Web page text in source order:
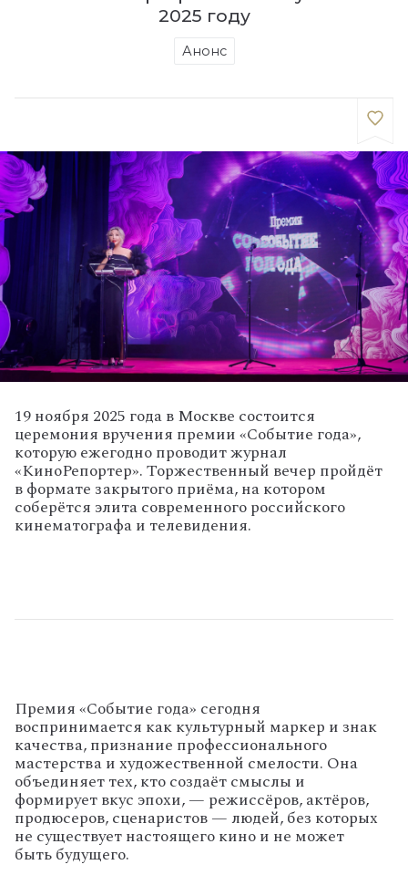
2025 году
Анонс
19 ноября 2025 года в Москве состоится
церемония вручения премии «Событие года»,
которую ежегодно проводит журнал
«КиноРепортер». Торжественный вечер пройдёт
в формате закрытого приёма, на котором
соберётся элита современного российского
кинематографа и телевидения.
Премия «Событие года» сегодня
воспринимается как культурный маркер и знак
качества, признание профессионального
мастерства и художественной смелости. Она
объединяет тех, кто создаёт смыслы и
формирует вкус эпохи, — режиссёров, актёров,
продюсеров, сценаристов — людей, без которых
не существует настоящего кино и не может
быть будущего.